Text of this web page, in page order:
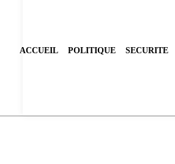
ACCUEIL POLITIQUE SECURITE